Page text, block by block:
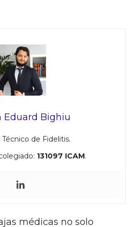
Eduard Bighiu
de Fidelitis.
131097 ICAM.
médicas no solo